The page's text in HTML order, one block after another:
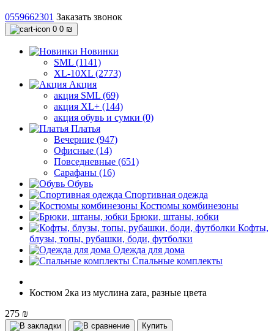
0559662301 Заказать звонок
0 0 ₪
Новинки
SML (1141)
XL-10XL (2773)
Акция
акция SML (69)
акция XL+ (144)
акция обувь и сумки (0)
Платья
Вечерние (947)
Офисные (14)
Повседневные (651)
Сарафаны (16)
Обувь
Спортивная одежда
Костюмы комбинезоны
Брюки, штаны, юбки
Кофты,
блузы, топы, рубашки, боди, футболки
Одежда для дома
Спальные комплекты
Костюм 2ка из муслина zara, разные цвета
275 ₪
Купить